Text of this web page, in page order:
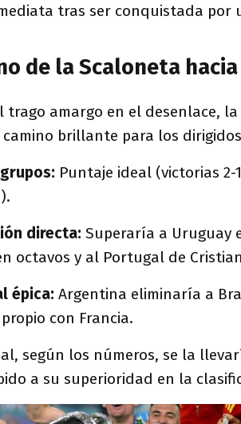
tras ser conquistada por
de la Scaloneta
trago amargo en el desenlace,
brillante para los
Puntaje ideal (victorias
directa: Superaría a Uruguay
octavos y al Portugal de
épica: Argentina eliminaría a
con Francia.
según los números, se la
a su superioridad en la